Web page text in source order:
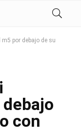
por debajo de su
con